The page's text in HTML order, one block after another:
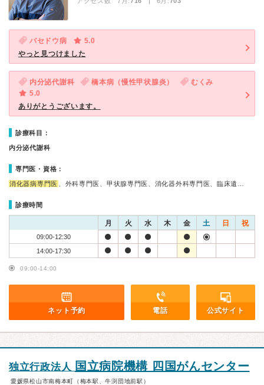
バセドウ病
5.0
やっと見つけました
内分泌代謝科 橋本病（慢性甲状腺炎）
むくみ
5.0
ありがとうございます。
診療科目：
内分泌代謝科
専門医・資格：
消化器病専門医 、外科専門医、甲状腺専門医、消化器外科専門医、臨床遺…
診療時間
月 火 水 木 金 土 日 祝
09:00-12:30
14:00-17:30
09:00-14:00
ネット予約 電話 公式サイト
独立行政法人 国立病院機構 四国がんセンター
愛媛県松山市南梅本町（梅本駅、牛渕団地前駅）